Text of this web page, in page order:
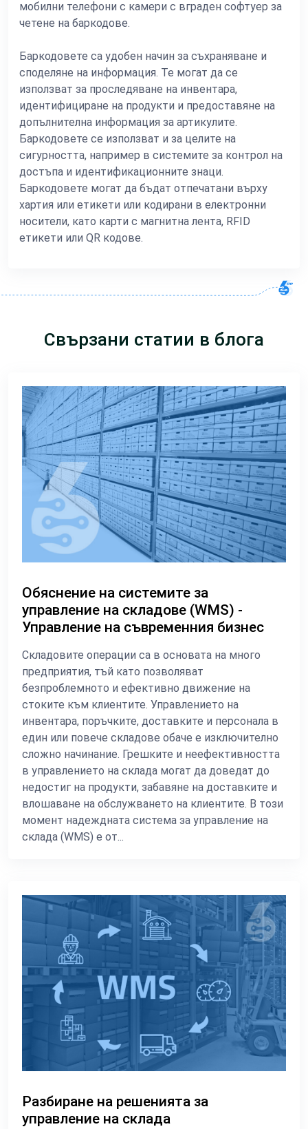
мобилни телефони с камери с вграден софтуер за
четене на баркодове.
Баркодовете са удобен начин за съхраняване и
споделяне на информация. Те могат да се
използват за проследяване на инвентара,
идентифициране на продукти и предоставяне на
допълнителна информация за артикулите.
Баркодовете се използват и за целите на
сигурността, например в системите за контрол на
достъпа и идентификационните знаци.
Баркодовете могат да бъдат отпечатани върху
хартия или етикети или кодирани в електронни
носители, като карти с магнитна лента, RFID
етикети или QR кодове.
Свързани статии в блога
Обяснение на системите за
управление на складове (WMS) -
Управление на съвременния бизнес
Складовите операции са в основата на много
предприятия, тъй като позволяват
безпроблемното и ефективно движение на
стоките към клиентите. Управлението на
инвентара, поръчките, доставките и персонала в
един или повече складове обаче е изключително
сложно начинание. Грешките и неефективността
в управлението на склада могат да доведат до
недостиг на продукти, забавяне на доставките и
влошаване на обслужването на клиентите. В този
момент надеждната система за управление на
склада (WMS) е от...
Разбиране на решенията за
управление на склада